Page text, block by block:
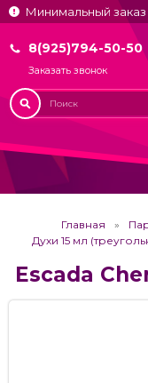
Минимальный заказ
8(925)794-50-50
Заказать звонок
Главная
Духи 15 мл
Escada